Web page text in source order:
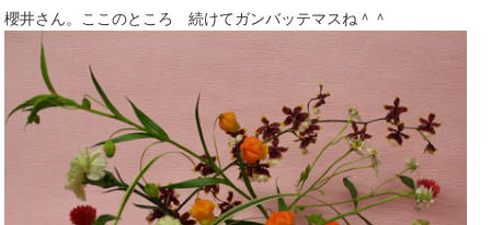
櫻井さん。ここのところ 続けてガンバッテマスね＾＾